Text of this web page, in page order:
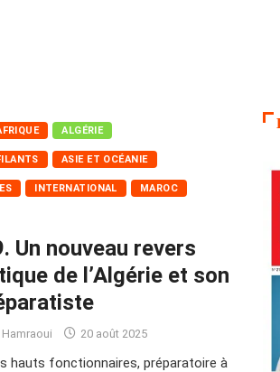
ALGÉRIE
ASIE ET OCÉANIE
INTERNATIONAL MAROC
Un nouveau revers
de l’Algérie et son
20 août 2025
hauts fonctionnaires, préparatoire à